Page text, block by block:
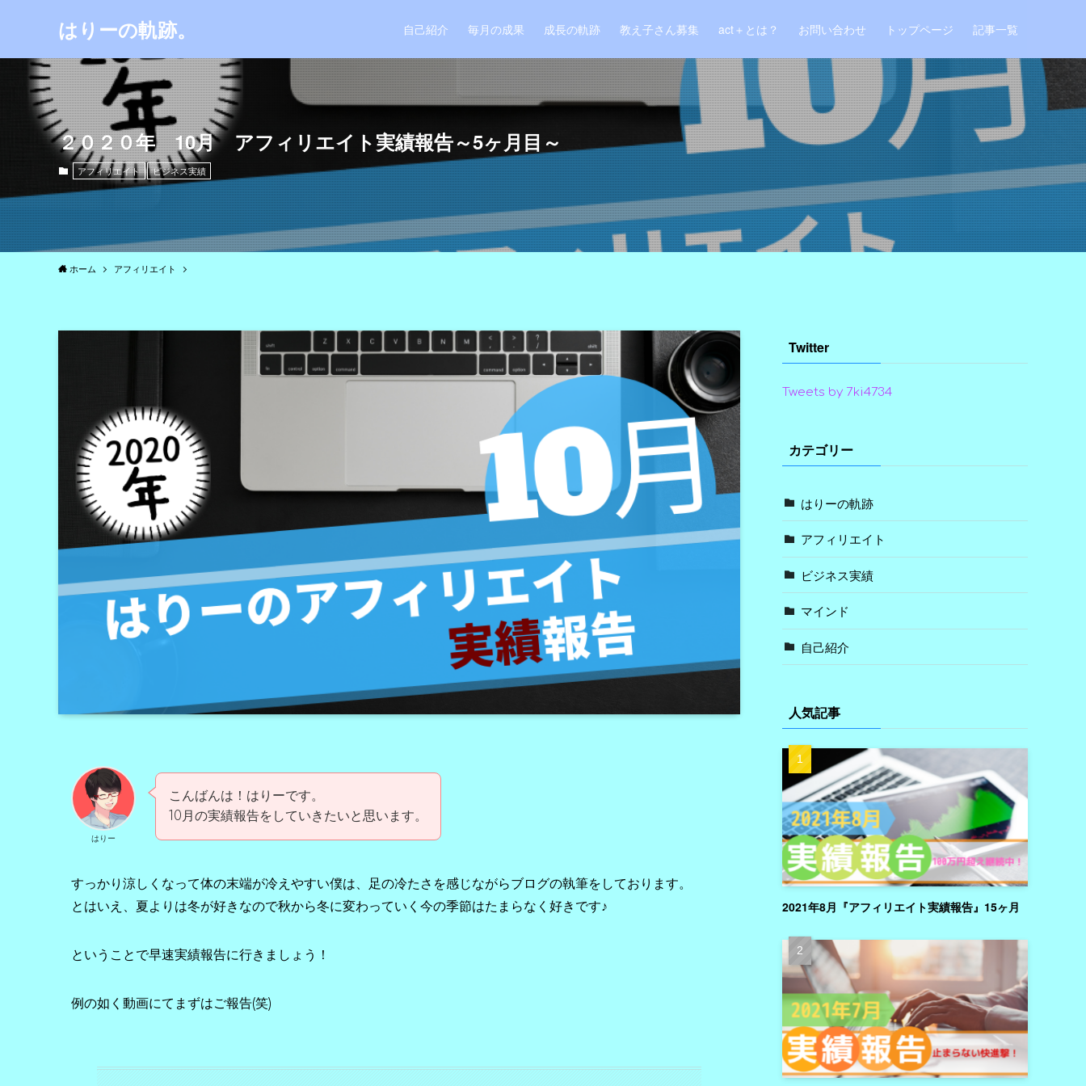
はりーの軌跡。 自己紹介 毎月の成果 成長の軌跡 教え子さん募集 act＋とは？ お問い合わせ トップページ 記事一覧
２０２０年 10月 アフィリエイト実績報告～5ヶ月目～
アフィリエイト ビジネス実績
ホーム アフィリエイト
はりー
こんばんは！はりーです。
10月の実績報告をしていきたいと思います。
すっかり涼しくなって体の末端が冷えやすい僕は、足の冷たさを感じながらブログの執筆をしております。
とはいえ、夏よりは冬が好きなので秋から冬に変わっていく今の季節はたまらなく好きです♪
ということで早速実績報告に行きましょう！
例の如く動画にてまずはご報告(笑)
Twitter
Tweets by 7ki4734
カテゴリー
はりーの軌跡
アフィリエイト
ビジネス実績
マインド
自己紹介
人気記事
2021年8月『アフィリエイト実績報告』15ヶ月